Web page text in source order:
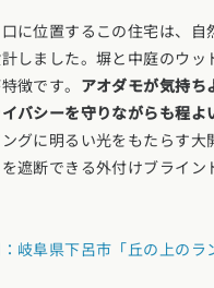
に位置するこの住宅は、自
しました。塀と中庭のウッ
徴です。 アオダモが気持ち
バシーを守りながらも程よ
ングに明るい光をもたらす大
遮断できる外付けブライン
岐阜県下呂市「丘の上のラ